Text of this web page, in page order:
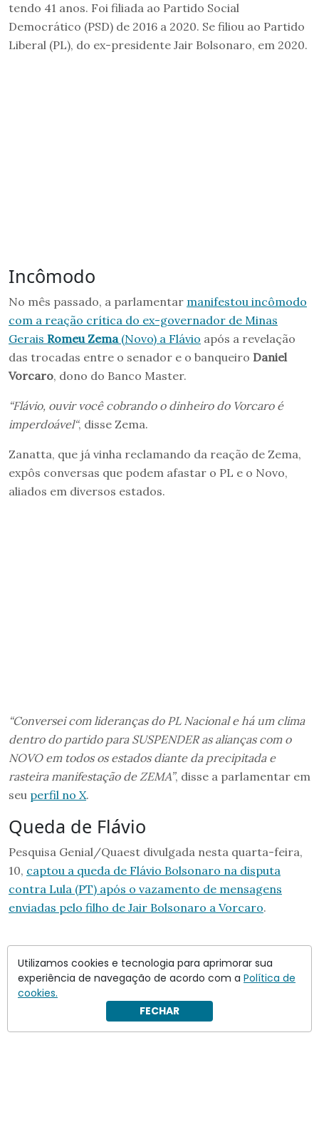
tendo 41 anos. Foi filiada ao Partido Social
Democrático (PSD) de 2016 a 2020. Se filiou ao Partido
Liberal (PL), do ex-presidente Jair Bolsonaro, em 2020.
Incômodo
No mês passado, a parlamentar manifestou incômodo
com a reação crítica do ex-governador de Minas
Gerais Romeu Zema(Novo) a Flávio após a revelação
das trocadas entre o senador e o banqueiro Daniel
Vorcaro, dono do Banco Master.
“Flávio, ouvir você cobrando o dinheiro do Vorcaro é
imperdoável“, disse Zema.
Zanatta, que já vinha reclamando da reação de Zema,
expôs conversas que podem afastar o PL e o Novo,
aliados em diversos estados.
“Conversei com lideranças do PL Nacional e há um clima
dentro do partido para SUSPENDER as alianças com o
NOVO em todos os estados diante da precipitada e
rasteira manifestação de ZEMA”, disse a parlamentar em
seu perfil no X.
Queda de Flávio
Pesquisa Genial/Quaest divulgada nesta quarta-feira,
10, captou a queda de Flávio Bolsonaro na disputa
contra Lula (PT) após o vazamento de mensagens
enviadas pelo filho de Jair Bolsonaro a Vorcaro.
Utilizamos cookies e tecnologia para aprimorar sua
experiência de navegação de acordo com a Política de
cookies.
FECHAR